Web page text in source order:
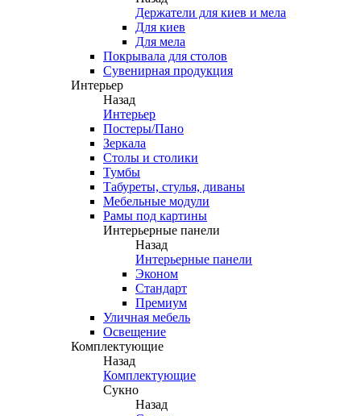
Держатели для киев и мела
Для киев
Для мела
Покрывала для столов
Сувенирная продукция
Интерьер
Назад
Интерьер
Постеры/Пано
Зеркала
Столы и столики
Тумбы
Табуреты, стулья, диваны
Мебельные модули
Рамы под картины
Интерьерные панели
Назад
Интерьерные панели
Эконом
Стандарт
Премиум
Уличная мебель
Освещение
Комплектующие
Назад
Комплектующие
Сукно
Назад